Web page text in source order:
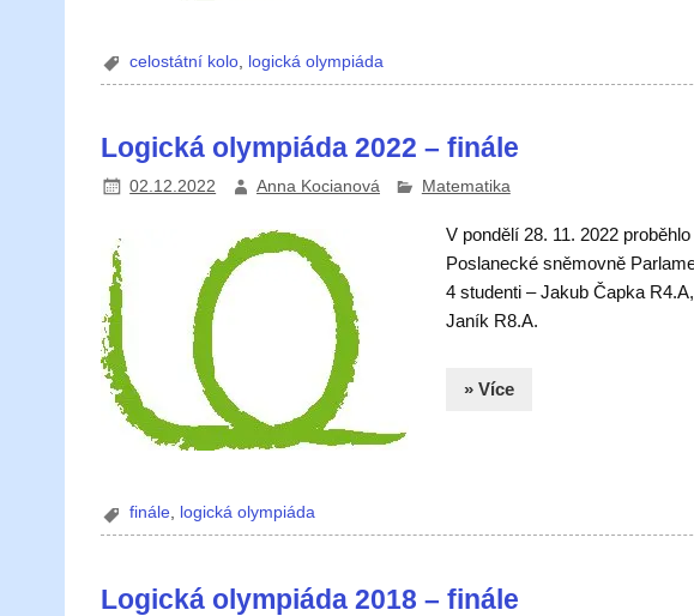
celostátní kolo, logická olympiáda
Logická olympiáda 2022 – finále
02.12.2022 Anna Kocianová Matematika
V pondělí 28. 11. 2022
Poslanecké sněmovně
4 studenti – Jakub Čapka
Janík R8.A.
» Více
finále, logická olympiáda
Logická olympiáda 2018 – finále